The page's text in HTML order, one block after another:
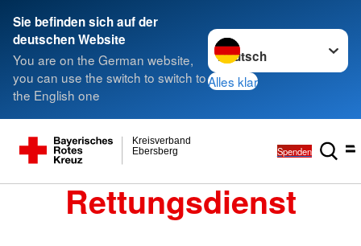
Sie befinden sich auf der
deutschen Website
You are on the German website,
you can use the switch to switch to
the English one
Sprache wechseln zu
Alles klar
Ebersberg
Kreisverband
Spenden
Rettungsdienst